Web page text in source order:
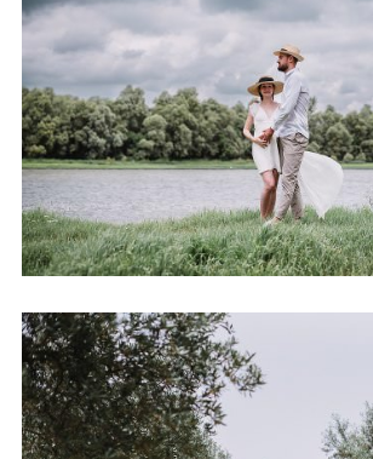
SÉANCE GROSSESSE EN
LOIRE
+ OUVRIR
MARIAGE AU CLOS